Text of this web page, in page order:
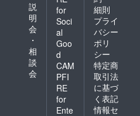
説
明
会
・
相
談
会
for
Soci
al
Goo
d
CAM
PFI
RE
for
Ente
細則
プライ
バシー
ポリ
シー
特定商
取引法
に基づ
く表記
情報セ